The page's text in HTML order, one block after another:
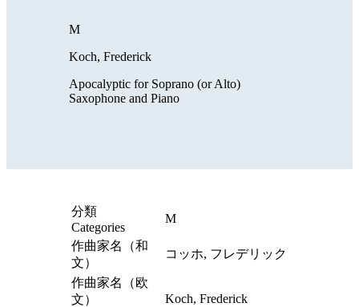
M
Koch, Frederick
Apocalyptic for Soprano (or Alto)
Saxophone and Piano
分類
Categories
M
作曲家名（和
文）
コッホ, フレデリック
作曲家名（欧
文）
Koch, Frederick